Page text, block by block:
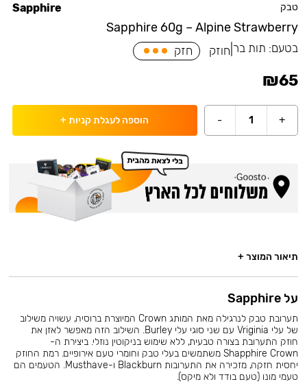
טבק
Sapphire 60g – Alpine Strawberry
Sapphire
בטעם: תות בר חוזק חזק
₪65
+
1
- הוספה לעגלת קניות +
תיאור המוצר +
על Sapphire
תערובת טבק לנרגילה מאת המותג Crown המיוצרת ברוסיה, עשויה משילוב
של עלי Vriginia עם שני סוגי עלי Burley. השילוב הזה מאפשר לאזן את
חוזק התערובת בצורה טבעית, ללא שימוש בניקוטין נוזלי. ביצירת ה-
Shapphire Crown משתמשים בעלי טבק וחומרי טעם אירופיים. רמת החוזק
יחסית חזקה, מזכירה את התערובות Blackburn ו-Musthave. הטעמים הם
טעמי מונו (טעם בודד ולא מיקס).